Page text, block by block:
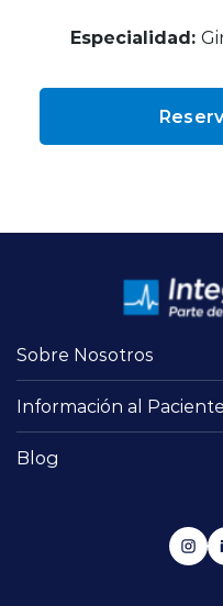
Clínicas Dentales
Planes y Convenios
modo claro
Especialidad:
Sobre Nosotros
Información al Paciente
Blog